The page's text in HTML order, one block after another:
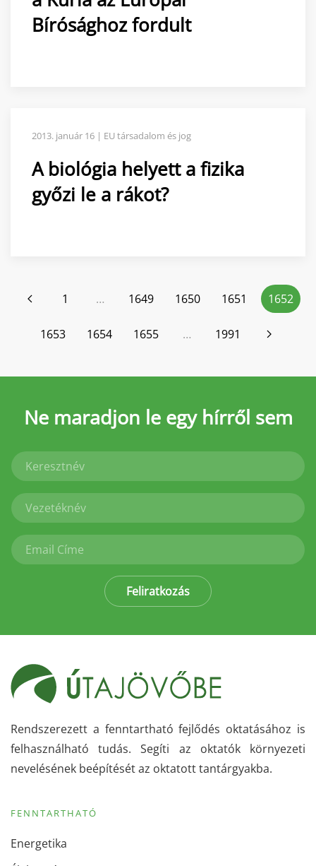
Bírósághoz fordult
2013. január 16 | EU társadalom és jog
A biológia helyett a fizika
győzi le a rákot?
1 … 1649 1650 1651 1652
1653 1654 1655 … 1991
Ne maradjon le egy hírről sem
Feliratkozás
Rendszerezett a fenntartható fejlődés oktatásához is
felhasználható tudás. Segíti az oktatók környezeti
nevelésének beépítését az oktatott tantárgyakba.
FENNTARTHATÓ
Energetika